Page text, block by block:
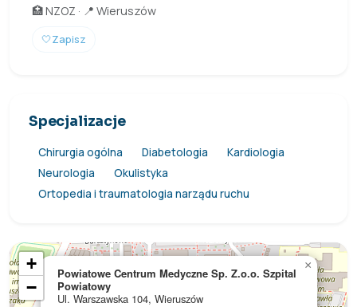
🏥 NZOZ · 📍 Wieruszów
🤍Zapisz
Specjalizacje
Chirurgia ogólna Diabetologia
Kardiologia
Neurologia
Okulistyka
Ortopedia i traumatologia narządu ruchu
Powiatowe Centrum Medyczne Sp. Z.o.o. Szpital
Powiatowy
Ul. Warszawska 104, Wieruszów
×
+
−